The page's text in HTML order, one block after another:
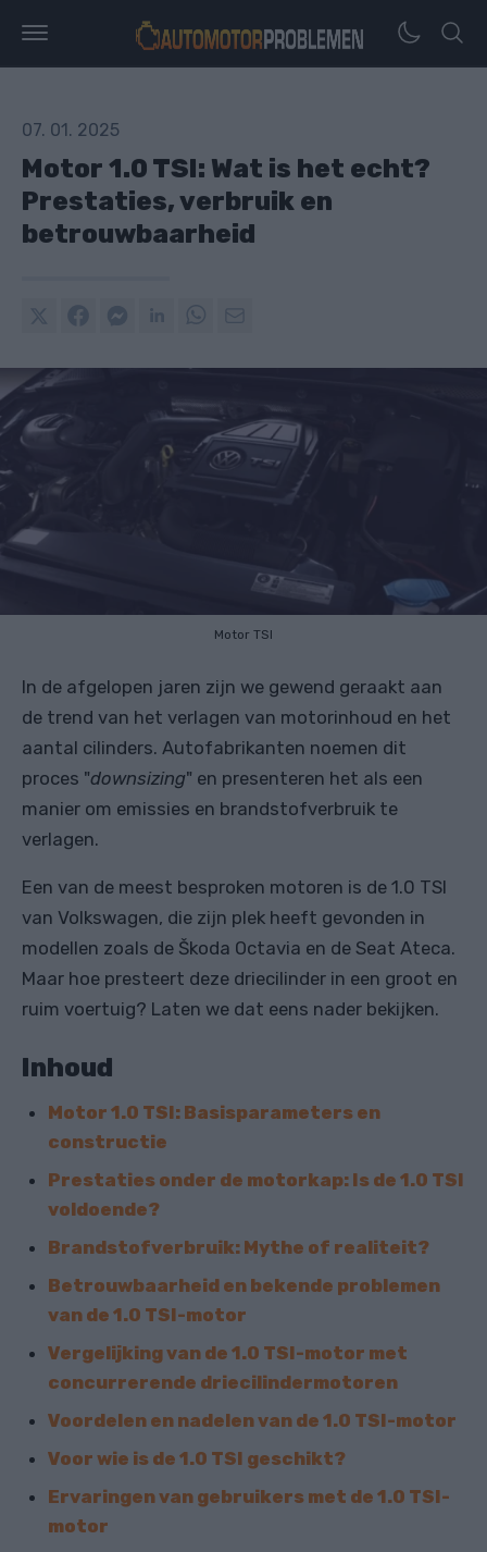
07. 01. 2025
Motor 1.0 TSI: Wat is het echt?
Prestaties, verbruik en
betrouwbaarheid
Motor TSI
In de afgelopen jaren zijn we gewend geraakt aan
de trend van het verlagen van motorinhoud en het
aantal cilinders. Autofabrikanten noemen dit
proces "downsizing" en presenteren het als een
manier om emissies en brandstofverbruik te
verlagen.
Een van de meest besproken motoren is de 1.0 TSI
van Volkswagen, die zijn plek heeft gevonden in
modellen zoals de Škoda Octavia en de Seat Ateca.
Maar hoe presteert deze driecilinder in een groot en
ruim voertuig? Laten we dat eens nader bekijken.
Inhoud
Motor 1.0 TSI: Basisparameters en
constructie
Prestaties onder de motorkap: Is de 1.0 TSI
voldoende?
Brandstofverbruik: Mythe of realiteit?
Betrouwbaarheid en bekende problemen
van de 1.0 TSI-motor
Vergelijking van de 1.0 TSI-motor met
concurrerende driecilindermotoren
Voordelen en nadelen van de 1.0 TSI-motor
Voor wie is de 1.0 TSI geschikt?
Ervaringen van gebruikers met de 1.0 TSI-
motor